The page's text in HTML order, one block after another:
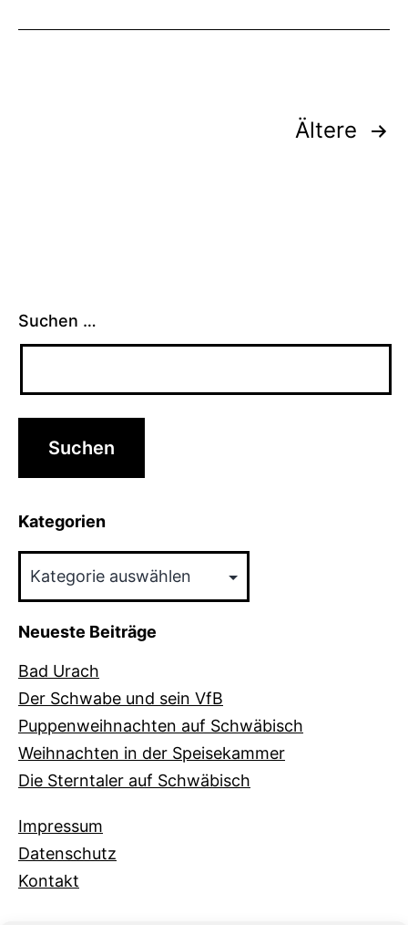
Seitennummerierung
Ältere
Suchen …
Kategorien
Neueste Beiträge
Bad Urach
Der Schwabe und sein VfB
Puppenweihnachten auf Schwäbisch
Weihnachten in der Speisekammer
Die Sterntaler auf Schwäbisch
Impressum
Datenschutz
Kontakt